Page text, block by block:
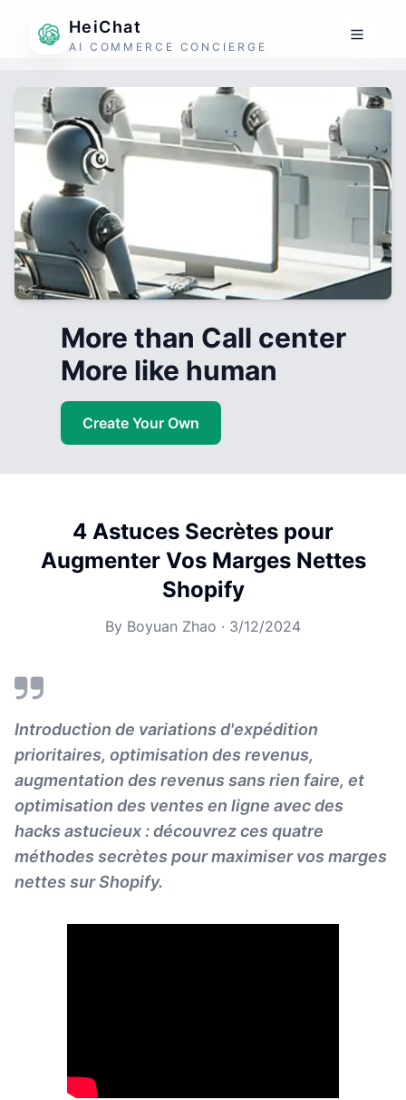
HeiChat
AI COMMERCE CONCIERGE
More than Call center
More like human
Create Your Own
4 Astuces Secrètes pour
Augmenter Vos Marges Nettes
Shopify
By Boyuan Zhao · 3/12/2024
Introduction de variations d'expédition
prioritaires, optimisation des revenus,
augmentation des revenus sans rien faire, et
optimisation des ventes en ligne avec des
hacks astucieux : découvrez ces quatre
méthodes secrètes pour maximiser vos marges
nettes sur Shopify.